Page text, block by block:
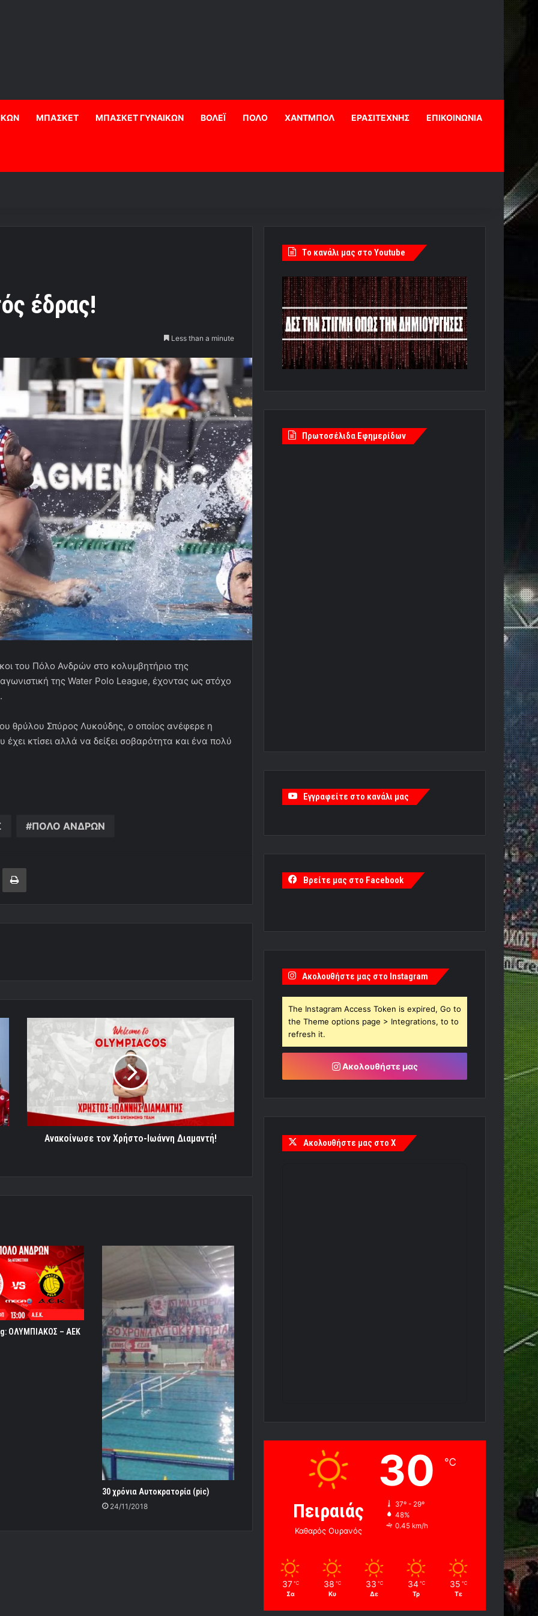
ΜΠΑΣΚΕΤ ΜΠΑΣΚΕΤ ΓΥΝΑΙΚΩΝ ΒΟΛΕΪ ΠΟΛΟ ΧΑΝΤΜΠΟΛ ΕΡΑΣΙΤΕΧΝΗΣ ΕΠΙΚΟΙΝΩΝΙΑ
έδρας!
Less than a minute
του Πόλο Ανδρών στο κολυμβητήριο της
της Water Polo League, έχοντας ως στόχο
θρύλου Σπύρος Λυκούδης, ο οποίος ανέφερε η
κτίσει αλλά να δείξει σοβαρότητα και ένα πολύ
ΠΟΛΟ ΑΝΔΡΩΝ
Κοινοποίηση μέσω ηλεκτρονικού ταχυδρομείουΕκτύπωση
Χρήστο-
Ιωάννη
Διαμαντή!
Ανακοίνωσε τον Χρήστο-Ιωάννη Διαμαντή!
ΟΛΥΜΠΙΑΚΟΣ – ΑΕΚ
30 χρόνια Αυτοκρατορία (pic)
24/11/2018
Tο κανάλι μας στο Youtube
Πρωτοσέλιδα Εφημερίδων
Εγγραφείτε στο κανάλι μας
Βρείτε μας στο Facebook
Ακολουθήστε μας στο Instagram
The Instagram Access Token is expired, Go to
the Theme options page > Integrations, to to
refresh it.
Ακολουθήστε μας
Ακολουθήστε μας στο X
Πειραιάς
Καθαρός Ουρανός
30 ℃
37º - 29º
48%
0.45 km/h
37 ℃
Σα
38 ℃
Κυ
33 ℃
Δε
34 ℃
Τρ
35 ℃
Τε